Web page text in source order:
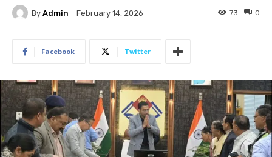
By Admin February 14, 2026 0
73
Facebook Twitter